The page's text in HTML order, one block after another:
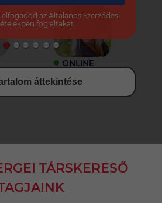
ONLINE
áttekintése
TÁRSKERESŐ
az Általános Szerződési
ben foglaltakat.